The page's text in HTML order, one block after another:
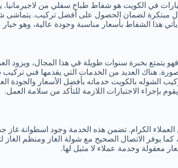
في الكويت هو شفاط طباخ سفلي من لاجيرمانيا.
مبتكرة لضمان الحصول على أفضل تركيب. يتماشى
هناك العديد من الخدمات التي يقدمها فني
الشوله بالكويت خدماته بأفضل الأسعار
بإجراء الاختبارات اللازمة للتأكد من سلامة العمل.
العملاء الكرام. تضمن هذه الخدمة وجود اسطوانة
كما يوفر الاتصال الصحيح مع شولة الغاز ومنظم
معقولة وخدمة عملاء لا مثيل لها.